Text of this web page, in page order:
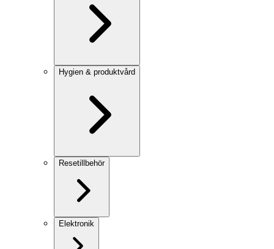
Hygien & produktvård
Resetillbehör
Elektronik